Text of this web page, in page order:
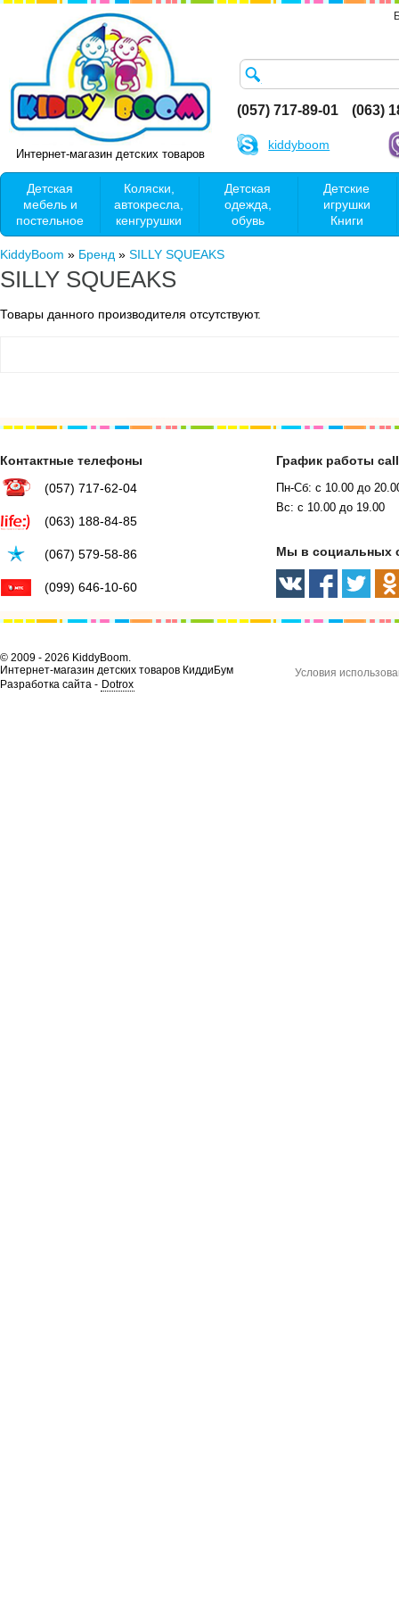
Интернет-магазин детских товаров
(057) 717-89-01 (063)
kiddyboom
Детская
мебель и
постельное
Коляски,
автокресла,
кенгурушки
Детская
одежда,
обувь
Детские
игрушки
Книги
KiddyBoom » Бренд » SILLY SQUEAKS
SILLY SQUEAKS
Товары данного производителя отсутствуют.
Контактные телефоны
(057) 717-62-04
(063) 188-84-85
(067) 579-58-86
(099) 646-10-60
График работы
Пн-Сб: с 10.00 до
Вс: с 10.00 до 19.00
Мы в социальных
© 2009 - 2026 KiddyBoom.
Интернет-магазин детских товаров КиддиБум
Разработка сайта - Dotrox
Условия